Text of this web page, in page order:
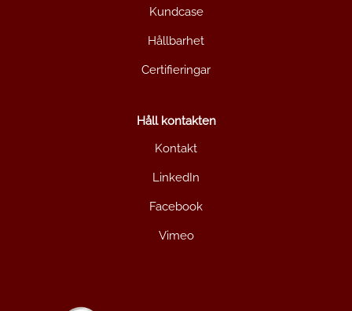
Kundcase
Hållbarhet
Certifieringar
Håll kontakten
Kontakt
LinkedIn
Facebook
Vimeo